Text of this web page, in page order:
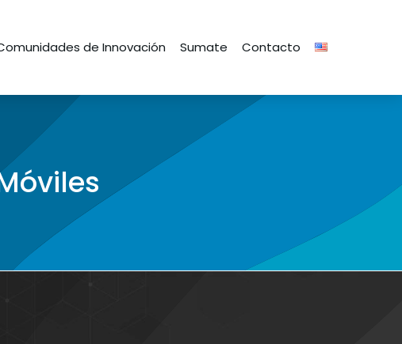
de Innovación Sumate Contacto